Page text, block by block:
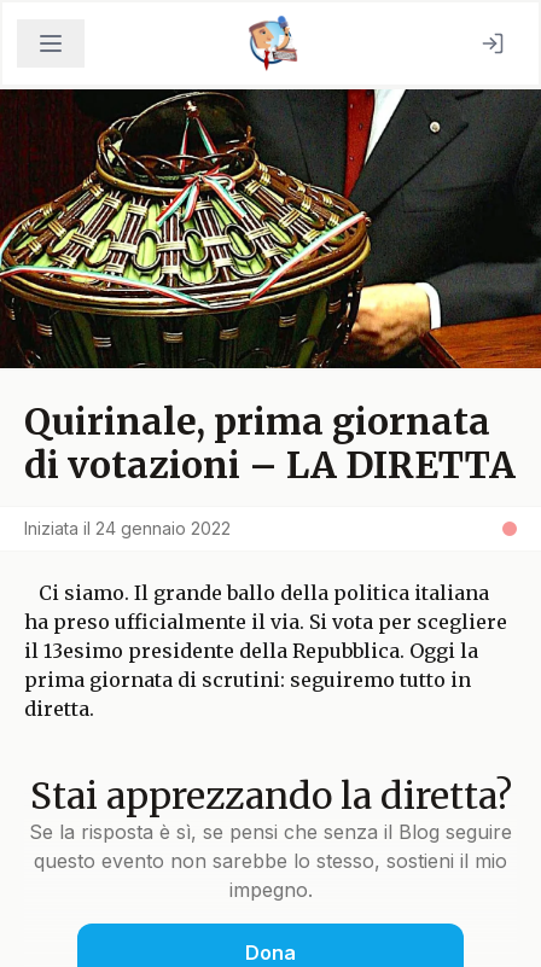
Quirinale, prima giornata
di votazioni – LA DIRETTA
Iniziata il 24 gennaio 2022
Ci siamo. Il grande ballo della politica italiana
ha preso ufficialmente il via. Si vota per scegliere
il 13esimo presidente della Repubblica. Oggi la
prima giornata di scrutini: seguiremo tutto in
diretta.
Stai apprezzando la diretta?
Se la risposta è sì, se pensi che senza il Blog seguire
questo evento non sarebbe lo stesso, sostieni il mio
impegno.
Dona